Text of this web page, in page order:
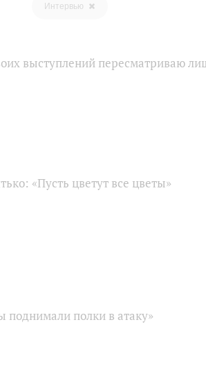
Интервью
выступлений пересматриваю
«Пусть цветут все цветы»
поднимали полки в атаку»